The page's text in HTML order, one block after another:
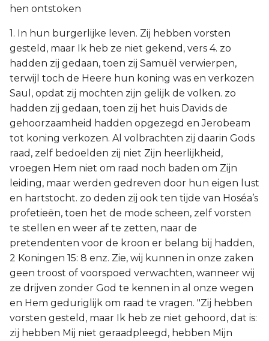
hen ontstoken
1. In hun burgerlijke leven. Zij hebben vorsten
gesteld, maar Ik heb ze niet gekend, vers 4. zo
hadden zij gedaan, toen zij Samuël verwierpen,
terwijl toch de Heere hun koning was en verkozen
Saul, opdat zij mochten zijn gelijk de volken. zo
hadden zij gedaan, toen zij het huis Davids de
gehoorzaamheid hadden opgezegd en Jerobeam
tot koning verkozen. Al volbrachten zij daarin Gods
raad, zelf bedoelden zij niet Zijn heerlijkheid,
vroegen Hem niet om raad noch baden om Zijn
leiding, maar werden gedreven door hun eigen lust
en hartstocht. zo deden zij ook ten tijde van Hoséa’s
profetieën, toen het de mode scheen, zelf vorsten
te stellen en weer af te zetten, naar de
pretendenten voor de kroon er belang bij hadden,
2 Koningen 15: 8 enz. Zie, wij kunnen in onze zaken
geen troost of voorspoed verwachten, wanneer wij
ze drijven zonder God te kennen in al onze wegen
en Hem geduriglijk om raad te vragen. "Zij hebben
vorsten gesteld, maar Ik heb ze niet gehoord, dat is:
zij hebben Mij niet geraadpleegd, hebben Mijn